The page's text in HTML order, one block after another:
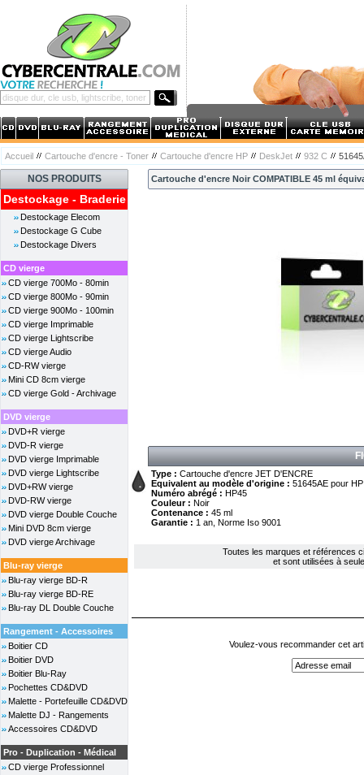
Accueil Cartouche d'encre - Toner Cartouche d'encre HP DeskJet 932 C
NOS PRODUITS
Destockage - Braderie
Destockage Elecom
Destockage G Cube
Destockage Divers
CD vierge
CD vierge 700Mo - 80min
CD vierge 800Mo - 90min
CD vierge 900Mo - 100min
CD vierge Imprimable
CD vierge Lightscribe
CD vierge Audio
CD-RW vierge
Mini CD 8cm vierge
CD vierge Gold - Archivage
DVD vierge
DVD+R vierge
DVD-R vierge
DVD vierge Imprimable
DVD vierge Lightscribe
DVD+RW vierge
DVD-RW vierge
DVD vierge Double Couche
Mini DVD 8cm vierge
DVD vierge Archivage
Blu-ray vierge
Blu-ray vierge BD-R
Blu-ray vierge BD-RE
Blu-ray DL Double Couche
Rangement - Accessoires
Boitier CD
Boitier DVD
Boitier Blu-Ray
Pochettes CD&DVD
Malette - Portefeuille CD&DVD
Malette DJ - Rangements
Accessoires CD&DVD
Pro - Duplication - Médical
CD vierge Professionnel
Cartouche d'encre Noir COMPATIBLE 45 ml
Type : Cartouche d'encre JET D'ENCRE
Equivalent au modèle d'origine : 51645AE pour HP
Numéro abrégé : HP45
Couleur : Noir
Contenance : 45 ml
Garantie : 1 an, Norme Iso 9001
Toutes les marques et références
et sont utilisées à
Voulez-vous recommander cet